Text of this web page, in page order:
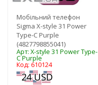
Мобільний телефон
Sigma X-style 31 Power
Type-C Purple
(4827798855041)
Арт: X-style 31 Power Type-
C Purple
Код: 610124